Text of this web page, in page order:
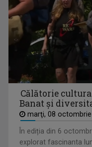
În fiecare joi, alături de
TELEJURNAL
Călătorie
Banat și
marţi, 08
În ediția din 6
explorat fascinanta